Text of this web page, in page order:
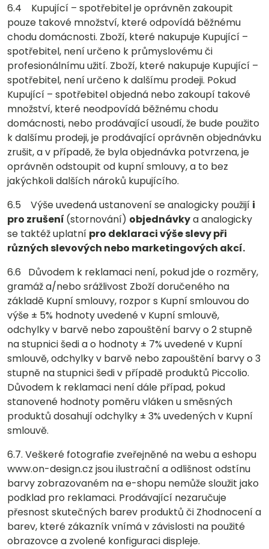
6.4 Kupující – spotřebitel je oprávněn zakoupit
pouze takové množství, které odpovídá běžnému
chodu domácnosti. Zboží, které nakupuje Kupující –
spotřebitel, není určeno k průmyslovému či
profesionálnímu užití. Zboží, které nakupuje Kupující –
spotřebitel, není určeno k dalšímu prodeji. Pokud
Kupující – spotřebitel objedná nebo zakoupí takové
množství, které neodpovídá běžnému chodu
domácnosti, nebo prodávající usoudí, že bude použito
k dalšímu prodeji, je prodávající oprávněn objednávku
zrušit, a v případě, že byla objednávka potvrzena, je
oprávněn odstoupit od kupní smlouvy, a to bez
jakýchkoli dalších nároků kupujícího.
6.5 Výše uvedená ustanovení se analogicky použijí i
pro zrušení (stornování) objednávkya analogicky
se taktéž uplatní pro deklaraci výše slevy při
různých slevových nebo marketingových akcí.
6.6 Důvodem k reklamaci není, pokud jde o rozměry,
gramáž a/nebo srážlivost Zboží doručeného na
základě Kupní smlouvy, rozpor s Kupní smlouvou do
výše ± 5% hodnoty uvedené v Kupní smlouvě,
odchylky v barvě nebo zapouštění barvy o 2 stupně
na stupnici šedi a o hodnoty ± 7% uvedené v Kupní
smlouvě, odchylky v barvě nebo zapouštění barvy o 3
stupně na stupnici šedi v případě produktů Piccolio.
Důvodem k reklamaci není dále případ, pokud
stanovené hodnoty poměru vláken u směsných
produktů dosahují odchylky ± 3% uvedených v Kupní
smlouvě.
6.7. Veškeré fotografie zveřejněné na webu a eshopu
www.on-design.cz jsou ilustrační a odlišnost odstínu
barvy zobrazovaném na e-shopu nemůže sloužit jako
podklad pro reklamaci. Prodávající nezaručuje
přesnost skutečných barev produktů či Zhodnocení a
barev, které zákazník vnímá v závislosti na použité
obrazovce a zvolené konfiguraci displeje.